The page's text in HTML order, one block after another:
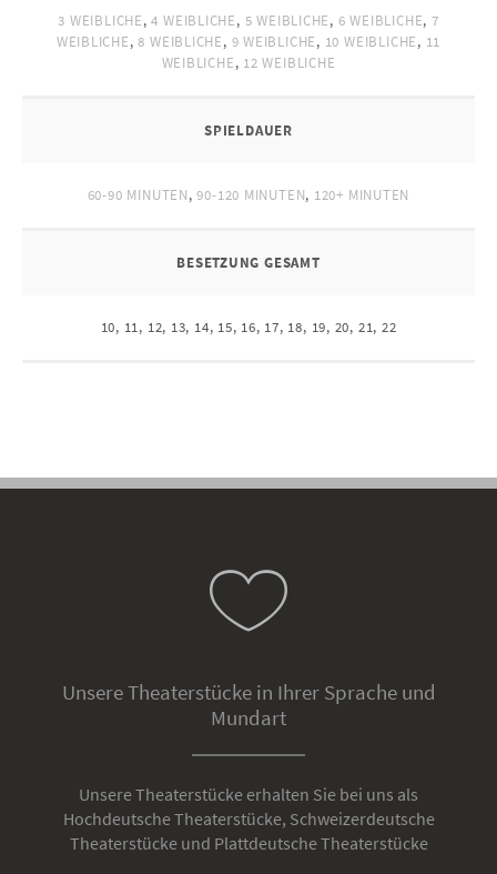
3 WEIBLICHE,4 WEIBLICHE, 5 WEIBLICHE, 6 WEIBLICHE, 7
WEIBLICHE,8 WEIBLICHE, 9 WEIBLICHE, 10 WEIBLICHE, 11
WEIBLICHE, 12 WEIBLICHE
SPIELDAUER
60-90 MINUTEN,90-120 MINUTEN, 120+ MINUTEN
BESETZUNG GESAMT
10, 11, 12, 13, 14, 15, 16, 17, 18, 19, 20, 21, 22
Unsere Theaterstücke in Ihrer Sprache und
Mundart
Unsere Theaterstücke erhalten Sie bei uns als
Hochdeutsche Theaterstücke, Schweizerdeutsche
Theaterstücke und Plattdeutsche Theaterstücke